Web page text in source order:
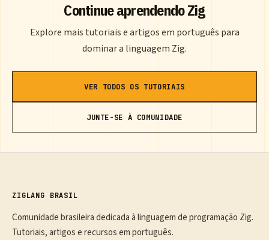
Continue aprendendo Zig
Explore mais tutoriais e artigos em português para
dominar a linguagem Zig.
VER TODOS OS TUTORIAIS
JUNTE-SE À COMUNIDADE
ZIGLANG BRASIL
Comunidade brasileira dedicada à linguagem de programação Zig.
Tutoriais, artigos e recursos em português.